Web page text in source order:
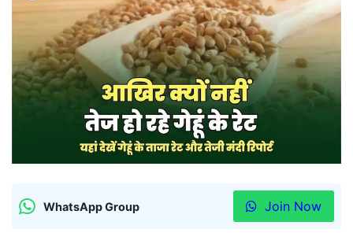
WhatsApp Group Join Now